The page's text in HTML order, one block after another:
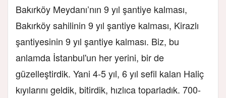
Bakırköy Meydanı’nın 9 yıl şantiye kalması,
Bakırköy sahilinin 9 yıl şantiye kalması, Kirazlı
şantiyesinin 9 yıl şantiye kalması. Biz, bu
anlamda İstanbul'un her yerini, bir de
güzelleştirdik. Yani 4-5 yıl, 6 yıl sefil kalan Haliç
kıyılarını geldik, bitirdik, hızlıca toparladık. 700-